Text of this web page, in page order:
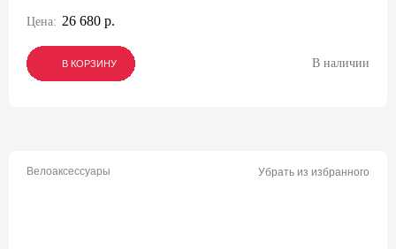
Цена: 26 680 р.
В КОРЗИНУ
В КОРЗИНУ
В КОРЗИНУ В наличии
Велоаксессуары Убрать из избранного